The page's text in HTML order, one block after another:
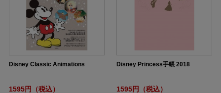
Disney Classic Animations
1595円（税込）
Disney Princess手帳 2018
1595円（税込）